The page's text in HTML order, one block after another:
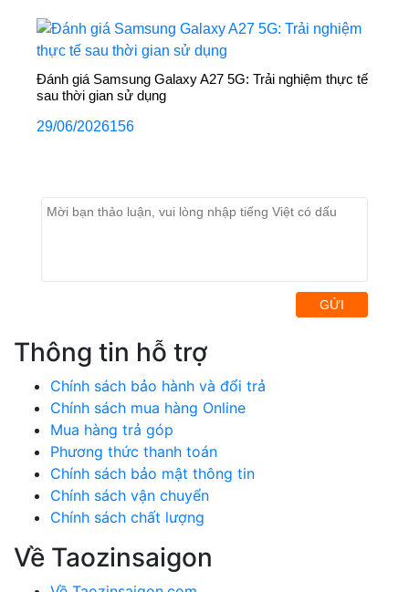
Đánh giá Samsung Galaxy A27 5G: Trải nghiệm thực tế
sau thời gian sử dụng
29/06/2026156
GỬI
Thông tin hỗ trợ
Chính sách bảo hành và đổi trả
Chính sách mua hàng Online
Mua hàng trả góp
Phương thức thanh toán
Chính sách bảo mật thông tin
Chính sách vận chuyển
Chính sách chất lượng
Về Taozinsaigon